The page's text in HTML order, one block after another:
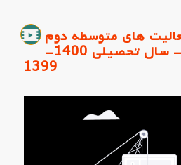
های متوسطه دوم
دخترانه اسوه - سال تحصیلی 1400-
1399